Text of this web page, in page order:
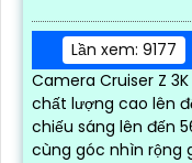
Lần xem: 9177
Camera Cruiser Z
chất lượng cao lên
chiếu sáng lên đến 56m. Khả năng quay xoay,
cùng góc nhìn rộng